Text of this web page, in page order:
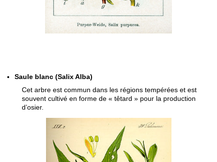
Saule blanc (Salix Alba)
Cet arbre est commun dans les régions tempérées et est
souvent cultivé en forme de « têtard » pour la production
d’osier.